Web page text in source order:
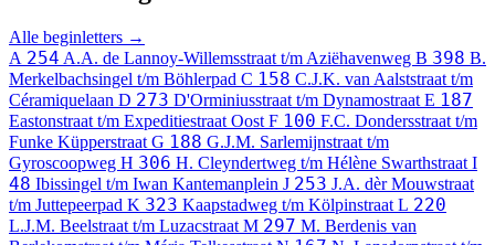
Alle beginletters →
A 254 A.A. de Lannoy-Willemsstraat t/m Aziëhavenweg B 398 B.
Merkelbachsingel t/m Böhlerpad C 158 C.J.K. van Aalststraat t/m
Céramiquelaan D 273 D'Orminiusstraat t/m Dynamostraat E 187
Eastonstraat t/m Expeditiestraat Oost F 100 F.C. Dondersstraat t/m
Funke Küpperstraat G 188 G.J.M. Sarlemijnstraat t/m
Gyroscoopweg H 306 H. Cleyndertweg t/m Hélène Swarthstraat I
48 Ibissingel t/m Iwan Kantemanplein J 253 J.A. dèr Mouwstraat
t/m Juttepeerpad K 323 Kaapstadweg t/m Kölpinstraat L 220
L.J.M. Beelstraat t/m Luzacstraat M 297 M. Berdenis van